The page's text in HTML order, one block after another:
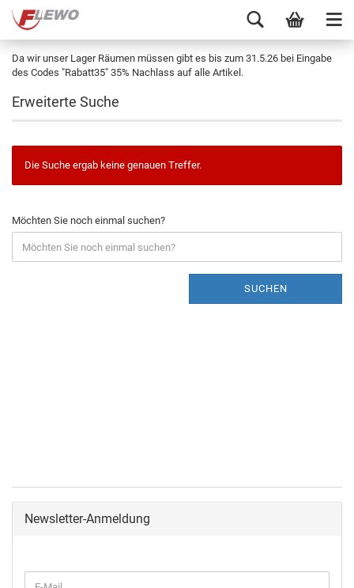
Da wir unser Lager Räumen müssen gibt es bis zum 31.5.26 bei Eingabe
des Codes "Rabatt35" 35% Nachlass auf alle Artikel.
Erweiterte Suche
Die Suche ergab keine genauen Treffer.
Möchten Sie noch einmal suchen?
SUCHEN
Newsletter-Anmeldung